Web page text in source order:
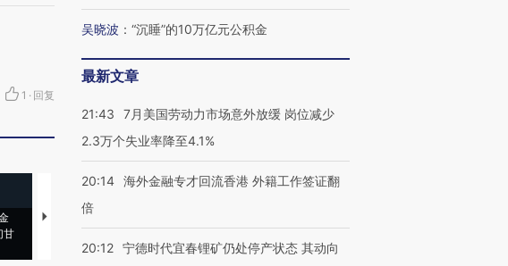
1 · 回复
甘
马航飞行员跨国走私7万
育部长拱下台
飞地休达
吴晓波 ： “沉睡”的10万亿元公积金
最新文章
21:43
7月美国劳动力市场意外放缓 岗位减少
2.3万个失业率降至4.1%
20:14 海外金融专才回流香港 外籍工作签证翻
倍
20:12 宁德时代宜春锂矿仍处停产状态 其动向